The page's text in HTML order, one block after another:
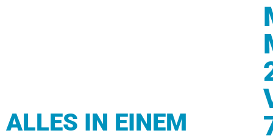
ALLES IN EINEM